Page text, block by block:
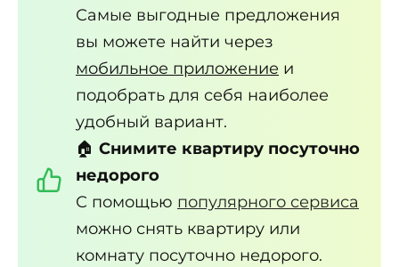
Самые выгодные предложения
вы можете найти через
мобильное приложение и
подобрать для себя наиболее
удобный вариант.
🏠 Снимите квартиру посуточно
недорого
С помощью популярного сервиса
можно снять квартиру или
комнату посуточно недорого.